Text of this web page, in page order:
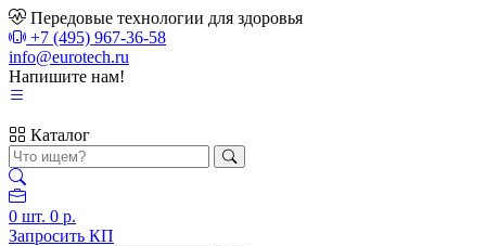
Передовые технологии для здоровья
+7 (495) 967-36-58
info@eurotech.ru
Напишите нам!
Каталог
0 шт. 0 р.
Запросить КП